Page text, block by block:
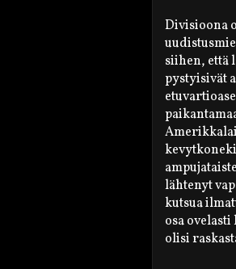
Divisioona
siihen, että
pystyisivät
lähtenyt
kutsua
osa
olisi